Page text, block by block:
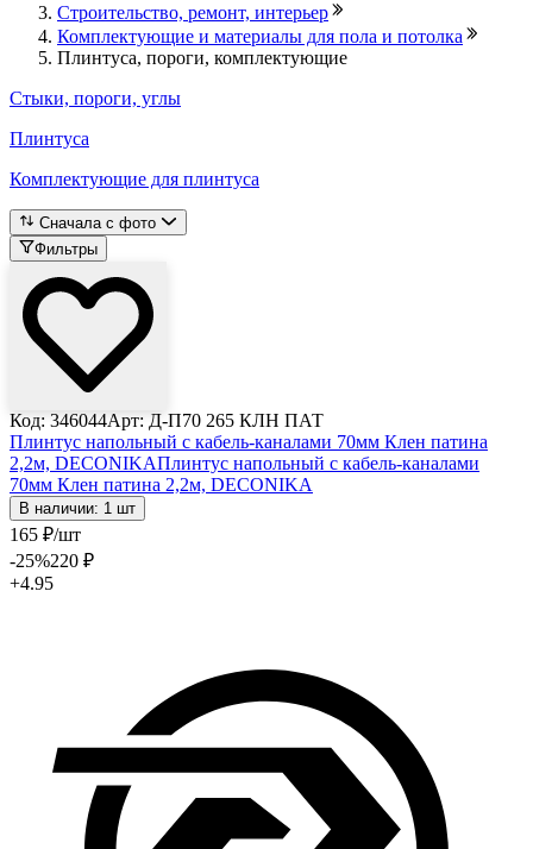
Строительство, ремонт, интерьер
Комплектующие и материалы для пола и потолка
Плинтуса, пороги, комплектующие
Стыки, пороги, углы
Плинтуса
Комплектующие для плинтуса
Сначала с фото
Фильтры
Код: 346044Арт: Д-П70 265 КЛН ПАТ
Плинтус напольный с кабель-каналами 70мм Клен патина
2,2м, DECONIKAПлинтус напольный с кабель-каналами
70мм Клен патина 2,2м, DECONIKA
В наличии: 1 шт
165 ₽/шт
-25%220 ₽
+4.95